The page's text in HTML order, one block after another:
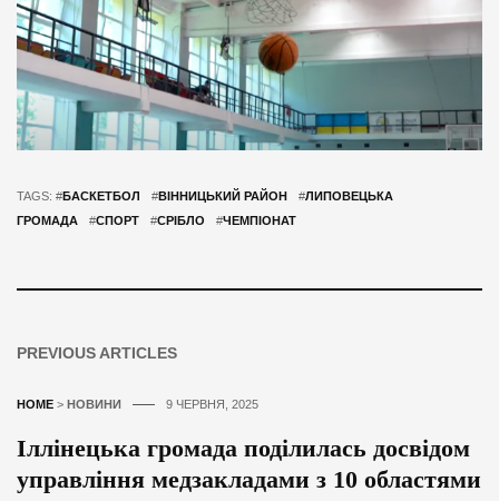
TAGS: #БАСКЕТБОЛ #ВІННИЦЬКИЙ РАЙОН #ЛИПОВЕЦЬКА
ГРОМАДА
#СПОРТ #СРІБЛО #ЧЕМПІОНАТ
PREVIOUS ARTICLES
HOME > НОВИНИ 9 ЧЕРВНЯ, 2025
Іллінецька громада поділилась досвідом
управління медзакладами з 10 областями